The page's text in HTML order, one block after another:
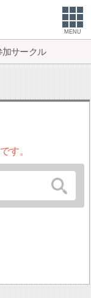
MENU
加サークル
す。